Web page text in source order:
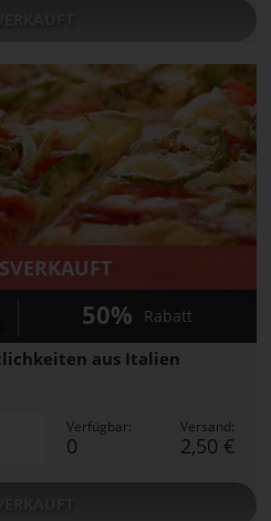
aus Italien
50% Rabatt
Verfügbar:
0
Versand:
2,50 €